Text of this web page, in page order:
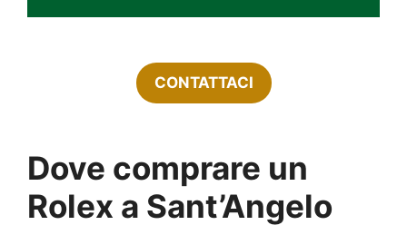
CONTATTACI
Dove comprare un
Rolex a Sant’Angelo